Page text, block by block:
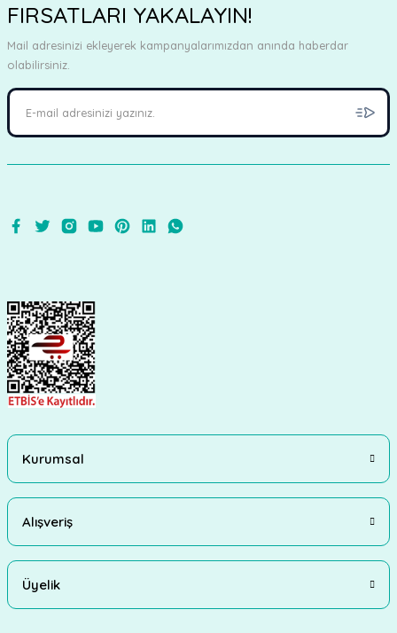
FIRSATLARI YAKALAYIN!
Mail adresinizi ekleyerek kampanyalarımızdan anında haberdar
olabilirsiniz.
Kurumsal
Alışveriş
Üyelik